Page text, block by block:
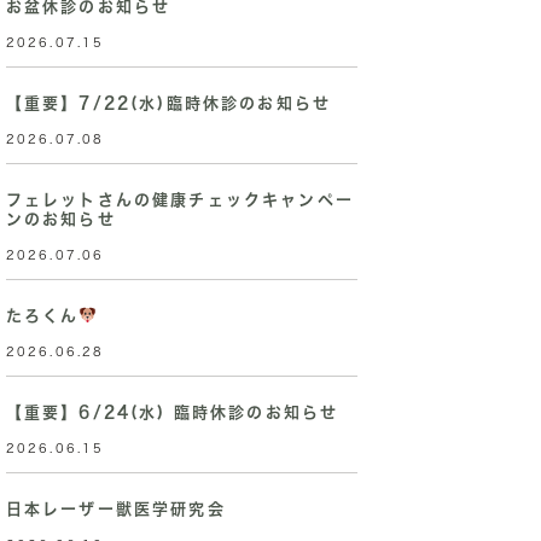
お盆休診のお知らせ
2026.07.15
【重要】7/22(水)臨時休診のお知らせ
2026.07.08
フェレットさんの健康チェックキャンペー
ンのお知らせ
2026.07.06
たろくん
2026.06.28
【重要】6/24(水) 臨時休診のお知らせ
2026.06.15
日本レーザー獣医学研究会